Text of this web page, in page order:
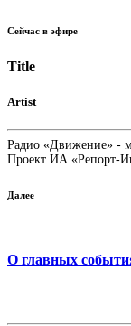
Сейчас в эфире
Title
Artist
Радио «Движение» -
Проект ИА «Репорт-
Далее
О главных